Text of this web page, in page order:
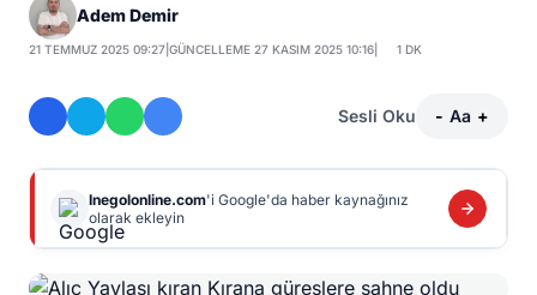
Adem Demir
21 TEMMUZ 2025 09:27 |GÜNCELLEME 27 KASIM 2025 10:16 1 DK
Sesli Oku - Aa +
Inegolonline.com'i Google'da haber kaynağınız
olarak ekleyin